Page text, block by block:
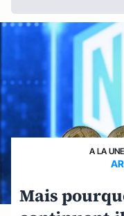
A LA UNE
Mais